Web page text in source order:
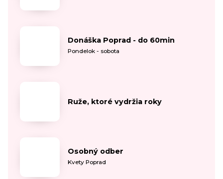
Donáška Poprad - do 60min
Pondelok - sobota
Ruže, ktoré vydržia roky
Osobný odber
Kvety Poprad